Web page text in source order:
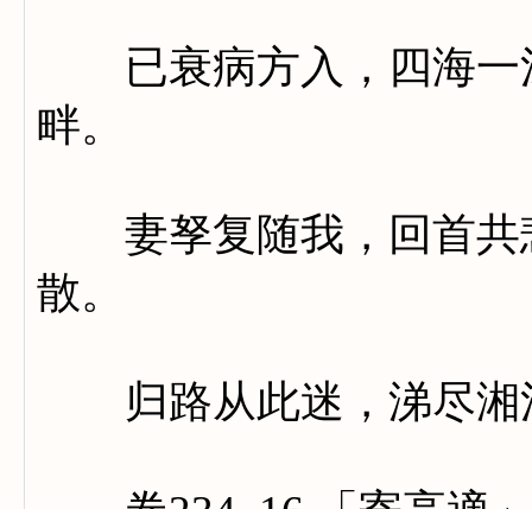
已衰病方入，四海一
畔。
妻孥复随我，回首共
散。
归路从此迷，涕尽湘